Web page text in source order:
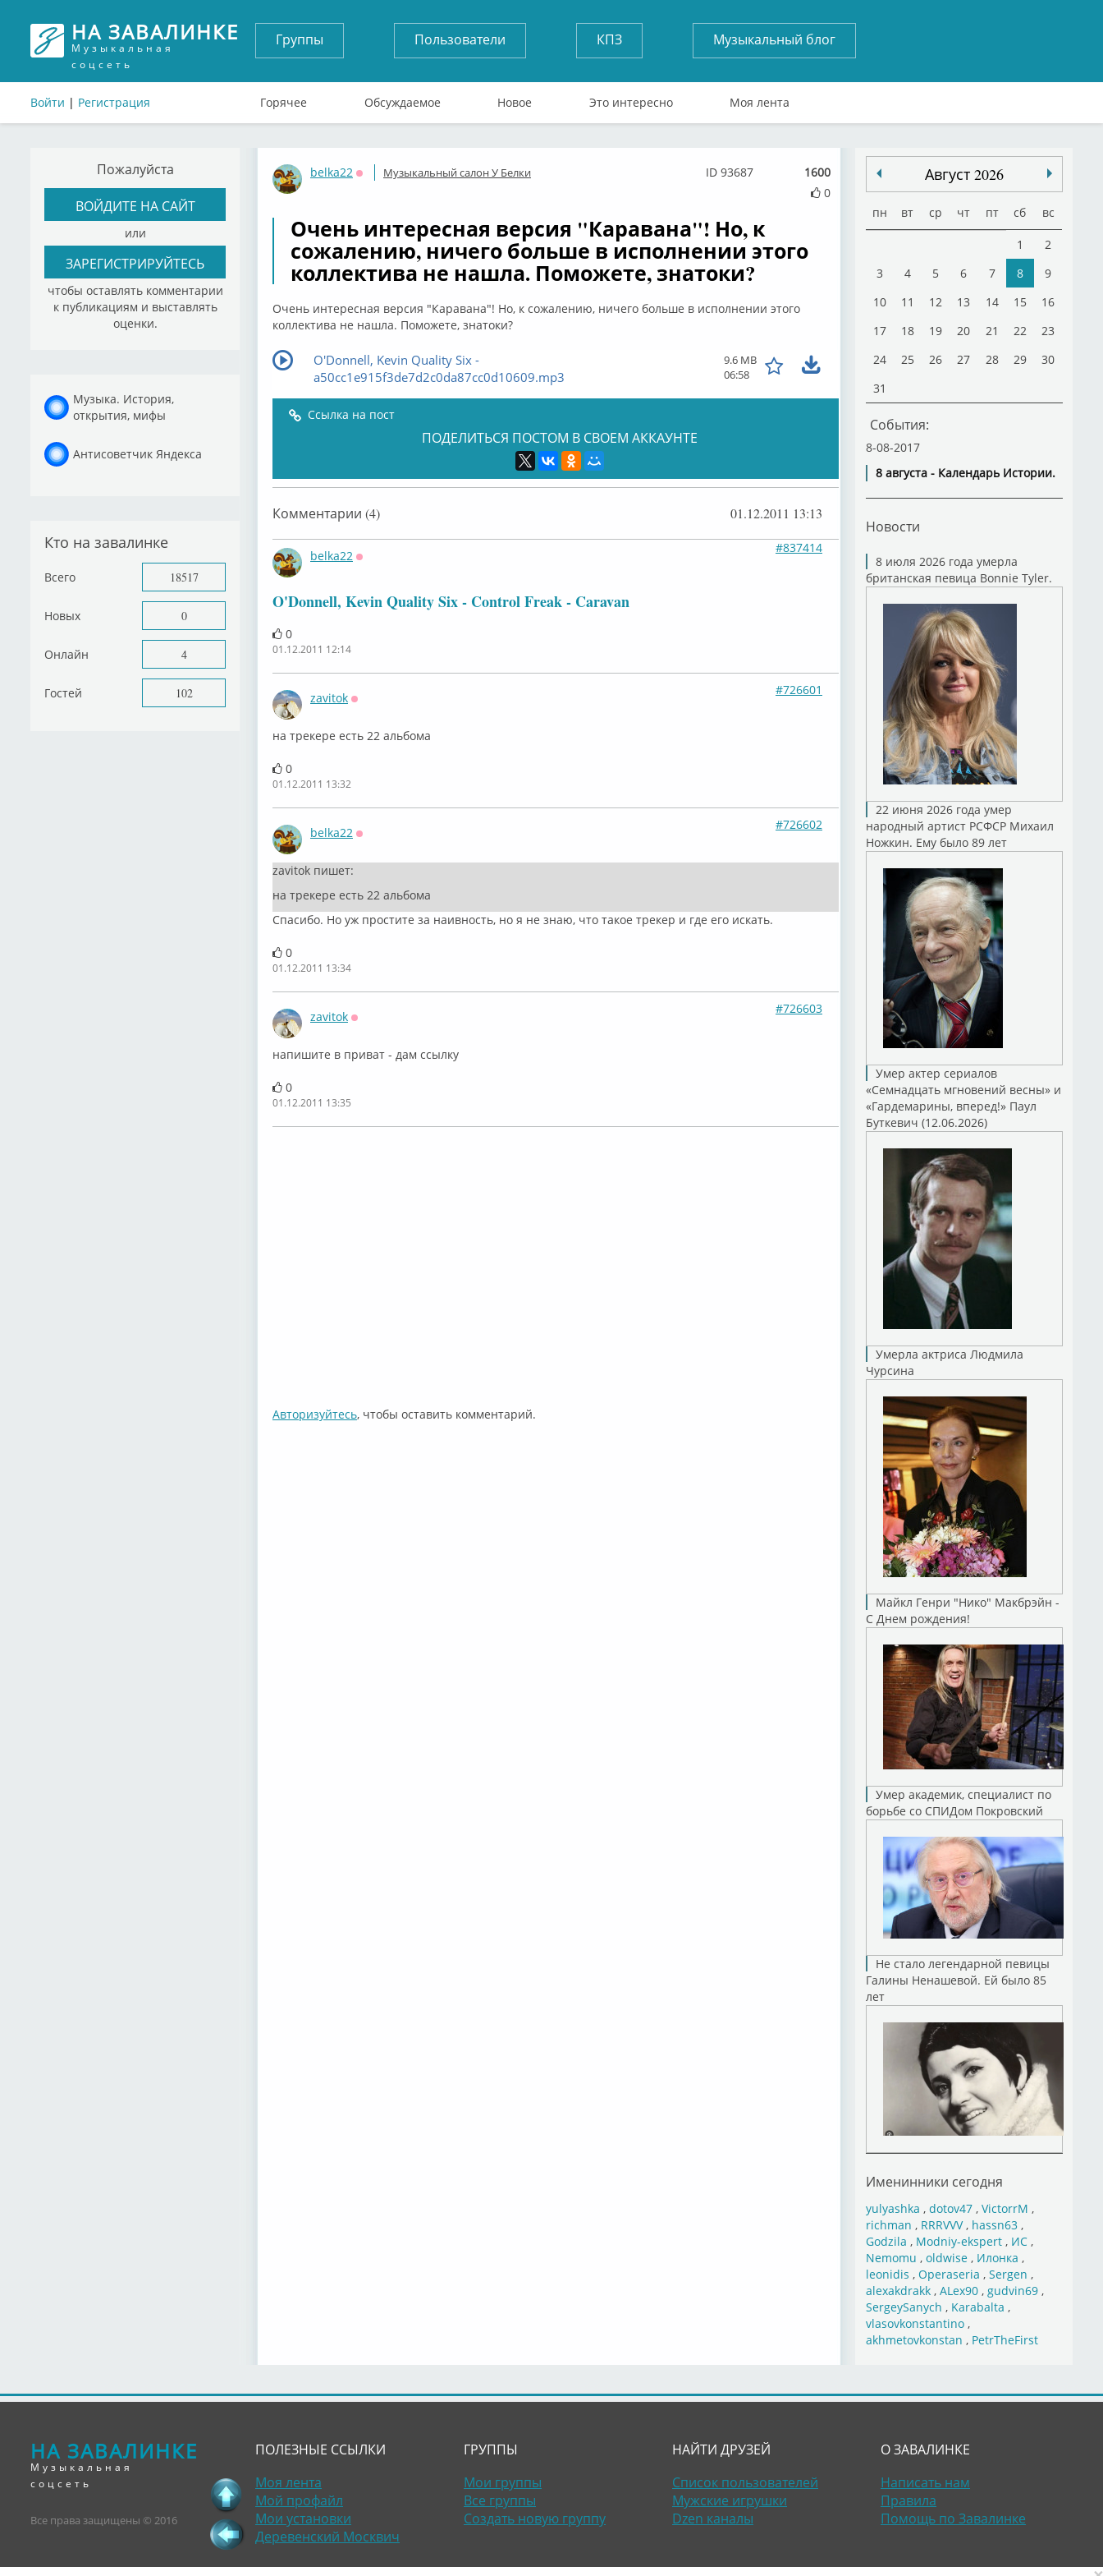
НА ЗАВАЛИНКЕ
Музыкальная
соцсеть
Войти | Регистрация
Группы Пользователи КПЗ Музыкальный блог
Горячее Обсуждаемое Новое Это интересно Моя лента
Пожалуйста
ВОЙДИТЕ НА САЙТ
или
ЗАРЕГИСТРИРУЙТЕСЬ
чтобы оставлять комментарии
к публикациям и выставлять
оценки.
Музыка. История,
открытия, мифы
Антисоветчик Яндекса
Кто на завалинке
Всего 18517
Новых 0
Онлайн 4
Гостей 102
belka22
Оффлайн
Музыкальный салон У Белки
1600
0
ID 93687
Очень интересная версия "Каравана"! Но, к
сожалению, ничего больше в исполнении этого
коллектива не нашла. Поможете, знатоки?
Очень интересная версия "Каравана"! Но, к сожалению, ничего больше в исполнении этого
коллектива не нашла. Поможете, знатоки?
O'Donnell, Kevin Quality Six -
a50cc1e915f3de7d2c0da87cc0d10609.mp3
9.6 MB
06:58
Ссылка на пост
ПОДЕЛИТЬСЯ ПОСТОМ В СВОЕМ АККАУНТЕ
Комментарии (4) 01.12.2011 13:13
belka22
#837414
O'Donnell, Kevin Quality Six - Control Freak - Caravan
0
01.12.2011 12:14
zavitok
#726601
на трекере есть 22 альбома
0
01.12.2011 13:32
belka22
#726602
zavitok пишет:
на трекере есть 22 альбома
Спасибо. Но уж простите за наивность, но я не знаю, что такое трекер и где его искать.
0
01.12.2011 13:34
zavitok
#726603
напишите в приват - дам ссылку
0
01.12.2011 13:35
Авторизуйтесь, чтобы оставить комментарий.
Август 2026
пн вт ср чт пт сб вс
1
2
3
4 5 6 7 8
9
10
11 12 13 14 15
16
17
18 19 20 21 22
23
24
25 26 27 28 29
30
31
События:
8-08-2017
8 августа - Календарь Истории.
Новости
8 июля 2026 года умерла
британская певица Bonnie Tyler.
22 июня 2026 года умер
народный артист РСФСР Михаил
Ножкин. Ему было 89 лет
Умер актер сериалов
«Семнадцать мгновений весны» и
«Гардемарины, вперед!» Паул
Буткевич (12.06.2026)
Умерла актриса Людмила
Чурсина
Майкл Генри "Нико" Макбрэйн -
С Днем рождения!
Умер академик, специалист по
борьбе со СПИДом Покровский
Не стало легендарной певицы
Галины Ненашевой. Ей было 85
лет
Именинники сегодня
yulyashka , dotov47, VictorrM ,
richman , RRRVVV, hassn63,
Godzila , Modniy-ekspert, ИС,
Nemomu , oldwise, Илонка ,
leonidis , Operaseria , Sergen ,
alexakdrakk, ALex90, gudvin69,
SergeySanych , Karabalta ,
vlasovkonstantino,
akhmetovkonstan , PetrTheFirst
НА ЗАВАЛИНКЕ
Музыкальная
соцсеть
Все права защищены © 2016
ПОЛЕЗНЫЕ ССЫЛКИ
Моя лента
Мой профайл
Мои установки
Деревенский Москвич
ГРУППЫ
Мои группы
Все группы
Создать новую группу
НАЙТИ ДРУЗЕЙ
Список пользователей
Мужские игрушки
Dzen каналы
О ЗАВАЛИНКЕ
Написать нам
Правила
Помощь по Завалинке